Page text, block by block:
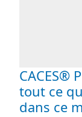
CACES®
tout ce
dans ce